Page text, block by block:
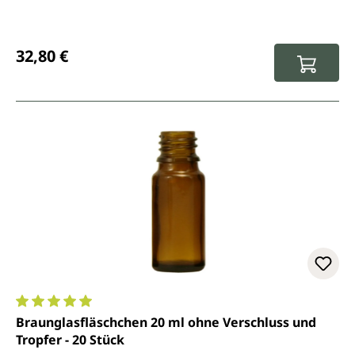
32,80 €
Durchschnittliche Bewertung von 5 von 5 Sternen
Braunglasfläschchen 20 ml ohne Verschluss und
Tropfer - 20 Stück